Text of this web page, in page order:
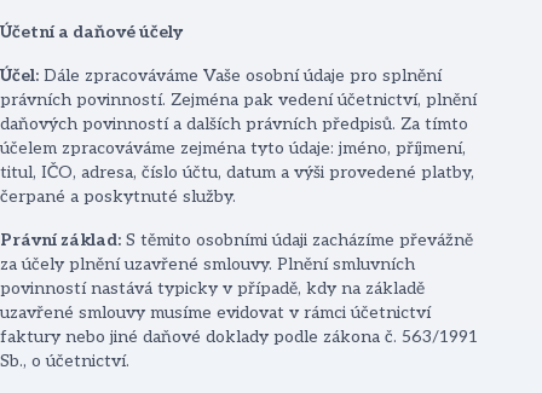
Účetní a daňové účely
Účel: Dále zpracováváme Vaše osobní údaje pro splnění
právních povinností. Zejména pak vedení účetnictví, plnění
daňových povinností a dalších právních předpisů. Za tímto
účelem zpracováváme zejména tyto údaje: jméno, příjmení,
titul, IČO, adresa, číslo účtu, datum a výši provedené platby,
čerpané a poskytnuté služby.
Právní základ: S těmito osobními údaji zacházíme převážně
za účely plnění uzavřené smlouvy. Plnění smluvních
povinností nastává typicky v případě, kdy na základě
uzavřené smlouvy musíme evidovat v rámci účetnictví
faktury nebo jiné daňové doklady podle zákona č. 563/1991
Sb., o účetnictví.